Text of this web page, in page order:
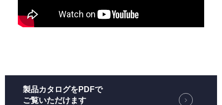
製品カタログをPDFで
ご覧いただけます